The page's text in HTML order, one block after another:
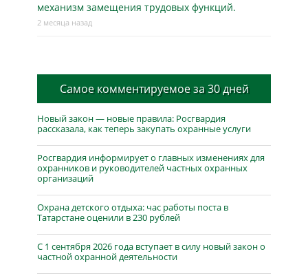
механизм замещения трудовых функций.
2 месяца назад
Самое комментируемое за 30 дней
Новый закон — новые правила: Росгвардия
рассказала, как теперь закупать охранные услуги
Росгвардия информирует о главных изменениях для
охранников и руководителей частных охранных
организаций
Охрана детского отдыха: час работы поста в
Татарстане оценили в 230 рублей
С 1 сентября 2026 года вступает в силу новый закон о
частной охранной деятельности